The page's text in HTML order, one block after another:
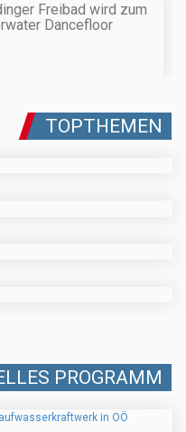
Freibad wird zum
Dancefloor
TOPTHEMEN
PROGRAMM